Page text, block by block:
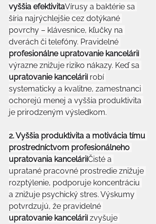
vyššia efektivitaVírusy a baktérie sa
šíria najrýchlejšie cez dotýkané
povrchy – klávesnice, kľučky na
dverách či telefóny. Pravidelné
profesionálne upratovanie kancelárií
výrazne znižuje riziko nákazy. Keď sa
upratovanie kancelárií robí
systematicky a kvalitne, zamestnanci
ochorejú menej a vyššia produktivita
je prirodzeným výsledkom.
2. Vyššia produktivita a motivácia tímu
prostredníctvom profesionálneho
upratovania kanceláriíČisté a
upratané pracovné prostredie znižuje
rozptýlenie, podporuje koncentráciu
a znižuje psychický stres. Výskumy
potvrdzujú, že pravidelné
upratovanie kancelárií zvyšuje